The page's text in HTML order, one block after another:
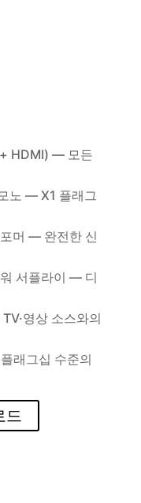
HDMI) — 모든
노 — X1 플래그
머 — 완전한 신
서플라이 — 디
영상 소스와의
래그십 수준의
드